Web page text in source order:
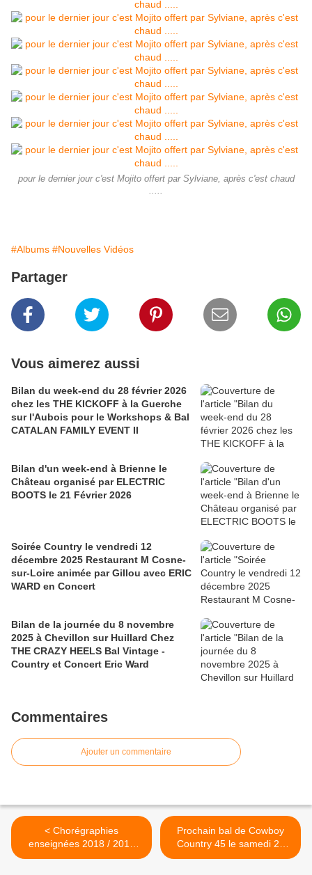
pour le dernier jour c'est Mojito offert par Sylviane, après c'est chaud
.....
#Albums #Nouvelles Vidéos
Partager
Vous aimerez aussi
Bilan du week-end du 28 février 2026
chez les THE KICKOFF à la Guerche
sur l'Aubois pour le Workshops & Bal
CATALAN FAMILY EVENT II
Bilan d'un week-end à Brienne le
Château organisé par ELECTRIC
BOOTS le 21 Février 2026
Soirée Country le vendredi 12
décembre 2025 Restaurant M Cosne-
sur-Loire animée par Gillou avec ERIC
WARD en Concert
Bilan de la journée du 8 novembre
2025 à Chevillon sur Huillard Chez
THE CRAZY HEELS Bal Vintage -
Country et Concert Eric Ward
Commentaires
Ajouter un commentaire
< Chorégraphies
enseignées 2018 / 2019
pour cette 11 ème année (
Prochain bal de Cowboy
Country 45 le samedi 23
mars 2019 >